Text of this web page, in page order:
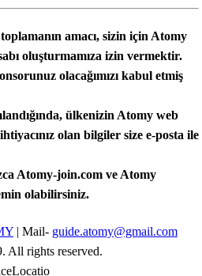
amacı, sizin için Atomy
oluşturmamıza izin vermektir.
olacağımızı kabul etmiş
ülkenizin Atomy web
olan bilgiler size e-posta ile
Atomy-join.com ve Atomy
olabilirsiniz.
| Mail- guide.atomy@gmail.com
All rights reserved.